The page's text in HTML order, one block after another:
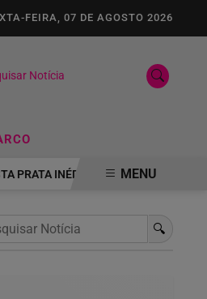
FEIRA, 07 DE AGOSTO 2026
Notícia
PRATA INÉDITA NO PAN-AMERICANO
MENU
🔍